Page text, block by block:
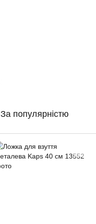
За популярністю